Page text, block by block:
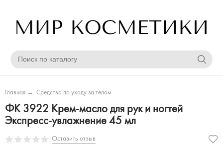
Главная → Средства по уходу за телом
ФК 3922 Крем-масло для рук и ногтей
Экспресс-увлажнение 45 мл
Оставить отзыв